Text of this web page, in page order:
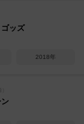
ッズ
2018年